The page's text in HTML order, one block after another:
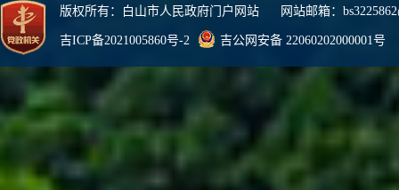
版权所有：白山市人民政府门户网站 网站邮箱：
吉ICP备2021005860号-2 吉公网安备 22060202000001号